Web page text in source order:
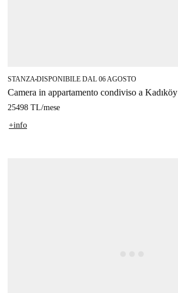
STANZA■DISPONIBILE DAL 06 AGOSTO
Camera in appartamento condiviso a Kadıköy
25498 TL/mese
+info